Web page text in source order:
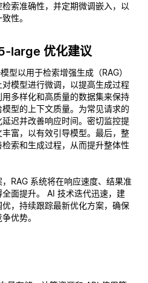
索准确性，并定期微调嵌入，以
性。
large 优化建议
型以用于检索增强生成（RAG）
模型进行微调，以提高生成过程
多样化和高质量的数据集来保持
型的上下文质量。为常见请求的
迟并改善响应时间。密切监控提
富，以有效引导模型。最后，整
索和生成过程，从而提升整体性
RAG 系统将在响应速度、结果准
面提升。 AI 技术迭代迅速，建
，持续跟踪最新优化方案，确保
优势。